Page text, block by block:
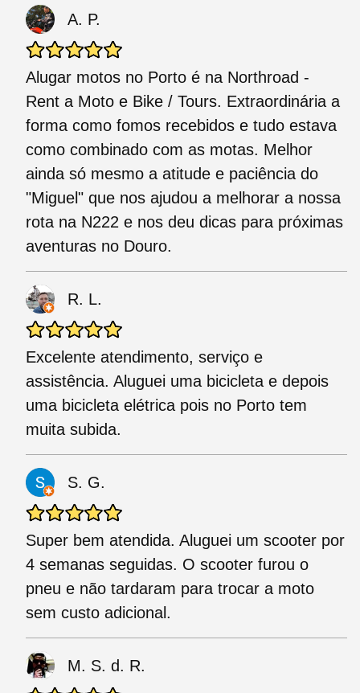
A. P.
Alugar motos no Porto é na Northroad -
Rent a Moto e Bike / Tours. Extraordinária a
forma como fomos recebidos e tudo estava
como combinado com as motas. Melhor
ainda só mesmo a atitude e paciência do
"Miguel" que nos ajudou a melhorar a nossa
rota na N222 e nos deu dicas para próximas
aventuras no Douro.
R. L.
Excelente atendimento, serviço e
assistência. Aluguei uma bicicleta e depois
uma bicicleta elétrica pois no Porto tem
muita subida.
S. G.
Super bem atendida. Aluguei um scooter por
4 semanas seguidas. O scooter furou o
pneu e não tardaram para trocar a moto
sem custo adicional.
M. S. d. R.